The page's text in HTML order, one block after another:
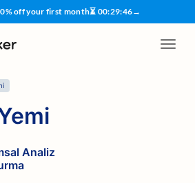
off your first month⏳ 00:29:45→
Analiz